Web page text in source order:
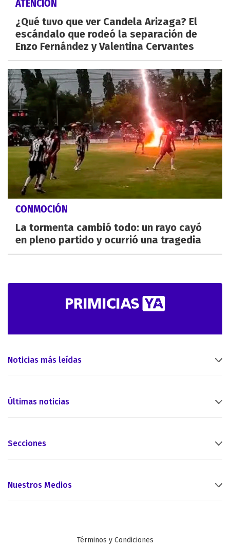
ATENCIÓN
¿Qué tuvo que ver Candela Arizaga? El
escándalo que rodeó la separación de
Enzo Fernández y Valentina Cervantes
CONMOCIÓN
La tormenta cambió todo: un rayo cayó
en pleno partido y ocurrió una tragedia
Noticias más leídas
Últimas noticias
Secciones
Nuestros Medios
Términos y Condiciones